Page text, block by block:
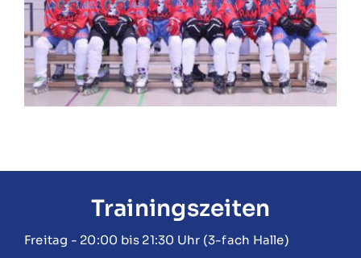
Trainingszeiten
Freitag - 20:00 bis 21:30 Uhr (3-fach Halle)